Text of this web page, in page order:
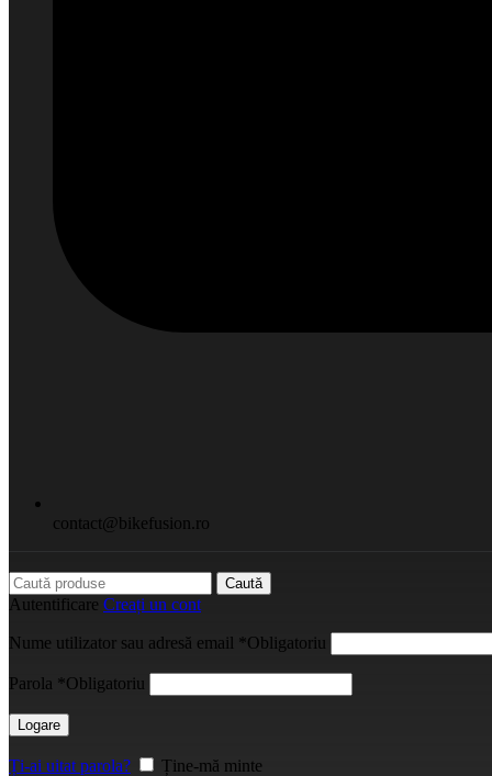
contact@bikefusion.ro
Caută
Autentificare Creați un cont
Nume utilizator sau adresă email *Obligatoriu
Parola *Obligatoriu
Logare
Ți-ai uitat parola?
Ține-mă minte